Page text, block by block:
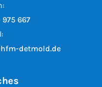
975 667
detmold.de